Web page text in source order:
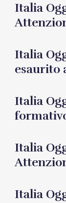
Italia
Italia
esaurito
Italia
Italia
Italia